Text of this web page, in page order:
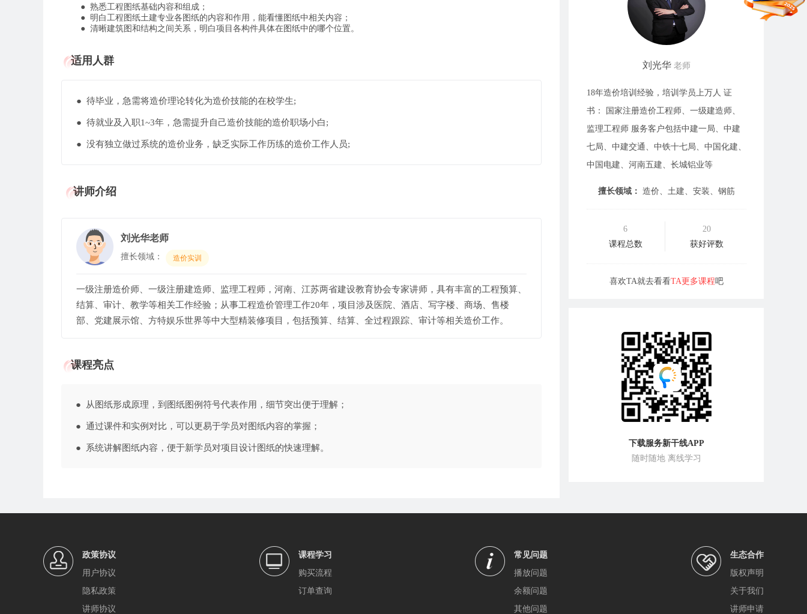
● 熟悉工程图纸基础内容和组成；
● 明白工程图纸土建专业各图纸的内容和作用，能看懂图纸中相关内容；
● 清晰建筑图和结构之间关系，明白项目各构件具体在图纸中的哪个位置。
适用人群
● 待毕业，急需将造价理论转化为造价技能的在校学生;
● 待就业及入职1~3年，急需提升自己造价技能的造价职场小白;
● 没有独立做过系统的造价业务，缺乏实际工作历练的造价工作人员;
讲师介绍
刘光华老师
擅长领域： 造价实训
一级注册造价师、一级注册建造师、监理工程师，河南、江苏两省建设教育协会专家讲师，具有丰富的工程预算、
结算、审计、教学等相关工作经验；从事工程造价管理工作20年，项目涉及医院、酒店、写字楼、商场、售楼
部、党建展示馆、方特娱乐世界等中大型精装修项目，包括预算、结算、全过程跟踪、审计等相关造价工作。
课程亮点
● 从图纸形成原理，到图纸图例符号代表作用，细节突出便于理解；
● 通过课件和实例对比，可以更易于学员对图纸内容的掌握；
● 系统讲解图纸内容，便于新学员对项目设计图纸的快速理解。
刘光华 老师
18年造价培训经验，培训学员上万人 证
书： 国家注册造价工程师、一级建造师、
监理工程师 服务客户包括中建一局、中建
七局、中建交通、中铁十七局、中国化建、
中国电建、河南五建、长城铝业等
擅长领域： 造价、土建、安装、钢筋
6
课程总数
20
获好评数
喜欢TA就去看看TA更多课程吧
下载服务新干线APP
随时随地 离线学习
政策协议
用户协议
隐私政策
讲师协议
课程学习
购买流程
订单查询
常见问题
播放问题
余额问题
其他问题
生态合作
版权声明
关于我们
讲师申请